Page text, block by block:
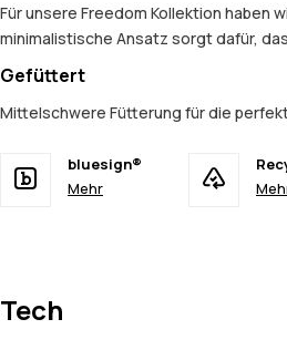
Für unsere Freedom Kollektion
minimalistische Ansatz sorgt dafür,
Gefüttert
Mittelschwere Fütterung für die
bluesign®
Mehr
Tech